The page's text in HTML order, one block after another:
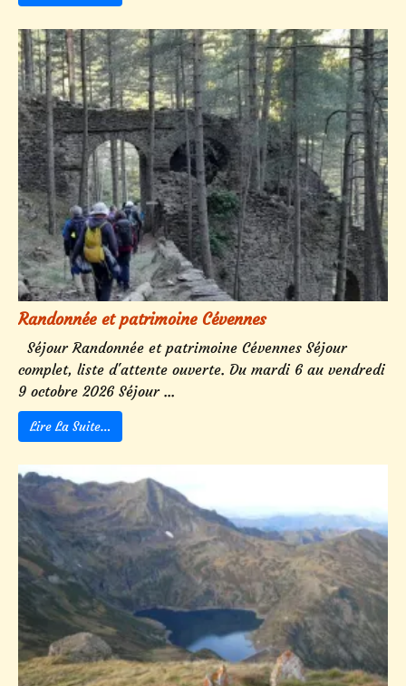
Randonnée et patrimoine Cévennes
Séjour Randonnée et patrimoine Cévennes Séjour
complet, liste d'attente ouverte. Du mardi 6 au vendredi
9 octobre 2026 Séjour ...
Lire La Suite…